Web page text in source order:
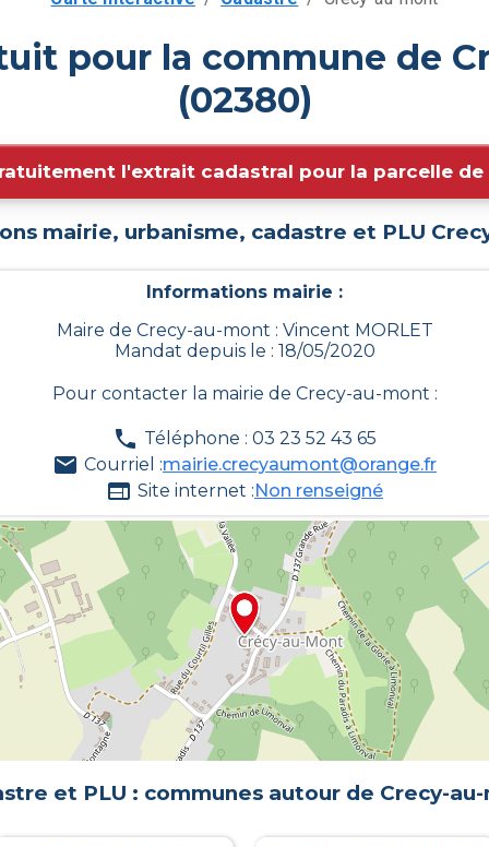
pour la commune de
(02380)
l'extrait cadastral pour la parcelle de
mairie, urbanisme, cadastre et PLU
Informations mairie :
Maire de Crecy-au-mont : Vincent MORLET
Mandat depuis le : 18/05/2020
Pour contacter la mairie de Crecy-au-mont :
Téléphone : 03 23 52 43 65
Courriel :mairie.crecyaumont@orange.fr
Site internet :Non renseigné
et PLU : communes autour de Crecy-